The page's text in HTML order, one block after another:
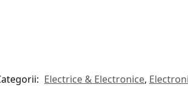
Electrice & Electronice,